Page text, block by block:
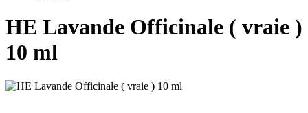
HE Lavande Officinale ( vraie )
10 ml